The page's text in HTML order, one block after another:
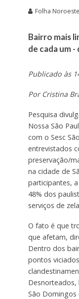
Folha Noroeste
Bairro mais
de cada um
Publicado às
Por Cristina
Pesquisa
Nossa São
com o Sesc
entrevistados
preservação/
na cidade de
participantes, a
48% dos
serviços de
O fato é que
que afetam,
Dentro dos
pontos
Desnorteados,
São Domingos